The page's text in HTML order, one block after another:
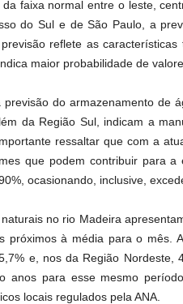
da faixa normal entre o leste,
do Sul e de São Paulo, a
reflete as
maior probabilidade de
previsão do armazenamento de
da Região Sul, indicam a
ressaltar que com a
que podem contribuir para
ocasionando, inclusive,
no rio Madeira
próximos à média para o mês.
e, nos da Região Nordeste,
anos para esse mesmo
locais regulados pela ANA.